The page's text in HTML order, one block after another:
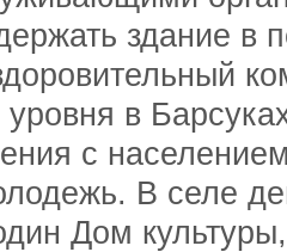
здание в
уровня в
с
В селе
Дом